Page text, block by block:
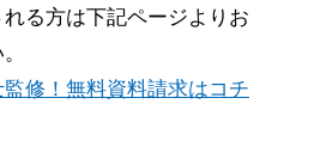
る方は下記ページよりお
修！無料資料請求はコチ